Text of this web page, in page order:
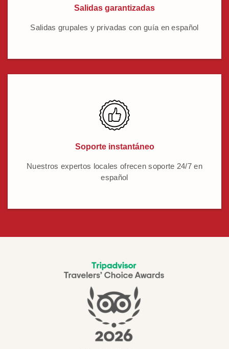
Salidas garantizadas
Salidas grupales y privadas con guía en español
Soporte instantáneo
Nuestros expertos locales ofrecen soporte 24/7 en
español